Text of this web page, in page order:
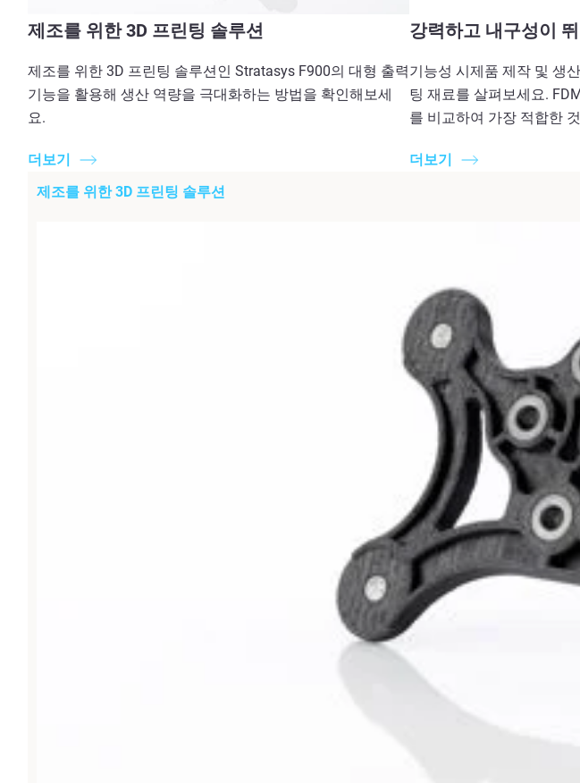
제조를 위한 3D 프린팅 솔루션
제조를 위한 3D 프린팅 솔루션인 Stratasys F900의 대형 출력
기능을 활용해 생산 역량을 극대화하는 방법을 확인해보세
요.
더보기
강력하고 내구성이
기능성 시제품 제작 및 생
팅 재료를 살펴보세요.
를 비교하여 가장 적합한
더보기
제조를 위한 3D 프린팅 솔루션